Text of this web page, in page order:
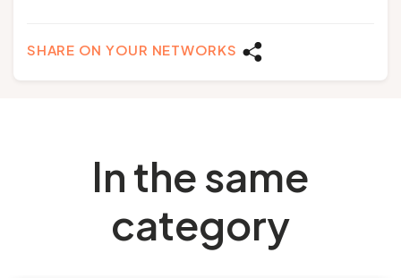
SHARE ON YOUR NETWORKS
In the same
category